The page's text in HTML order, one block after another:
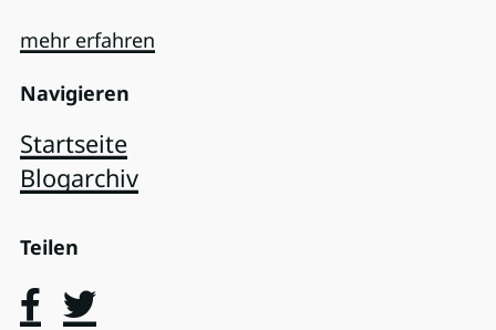
mehr erfahren
Navigieren
Startseite
Blogarchiv
Teilen